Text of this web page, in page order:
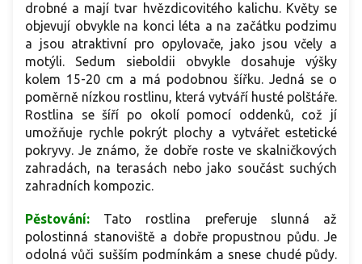
drobné a mají tvar hvězdicovitého kalichu. Květy se
objevují obvykle na konci léta a na začátku podzimu
a jsou atraktivní pro opylovače, jako jsou včely a
motýli. Sedum sieboldii obvykle dosahuje výšky
kolem 15-20 cm a má podobnou šířku. Jedná se o
poměrně nízkou rostlinu, která vytváří husté polštáře.
Rostlina se šíří po okolí pomocí oddenků, což jí
umožňuje rychle pokrýt plochy a vytvářet estetické
pokryvy. Je známo, že dobře roste ve skalničkových
zahradách, na terasách nebo jako součást suchých
zahradních kompozic.
Pěstování:
Tato rostlina preferuje slunná až
polostinná stanoviště a dobře propustnou půdu. Je
odolná vůči sušším podmínkám a snese chudé půdy.